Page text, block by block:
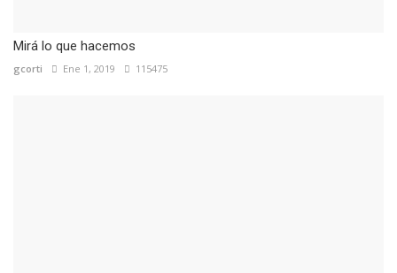
Mirá lo que hacemos
gcorti Ene 1, 2019 115475